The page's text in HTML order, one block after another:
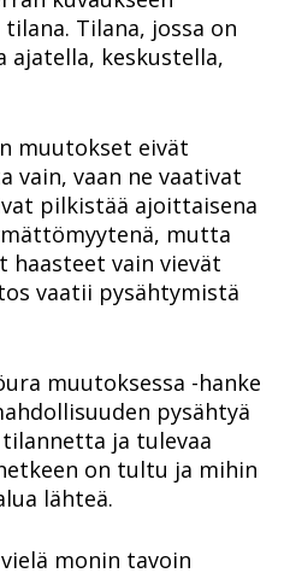
Tilana, jossa on
ajatella, keskustella,
muutokset eivät
vain, vaan ne vaativat
pilkistää ajoittaisena
mutta
haasteet vain vievät
vaatii pysähtymistä
muutoksessa -hanke
pysähtyä
ja tulevaa
on tultu ja mihin
lähteä.
monin tavoin